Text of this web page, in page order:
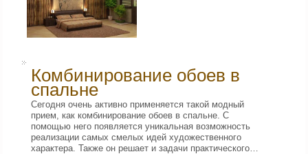
Комбинирование обоев в
спальне
Сегодня очень активно применяется такой модный
прием, как комбинирование обоев в спальне. С
помощью него появляется уникальная возможность
реализации самых смелых идей художественного
характера. Также он решает и задачи практического…